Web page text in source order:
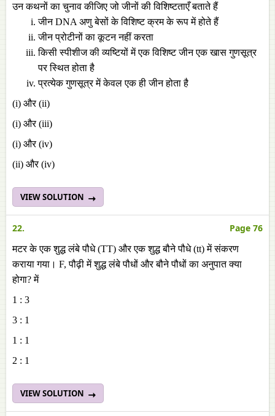
उन कथनों का चुनाव कीजिए जो जीनों की विशिष्टताएँ बताते हैं
जीन DNA अणु बेसों के विशिष्ट क्रम के रूप में होते हैं
जीन प्रोटीनों का कूटन नहीं करता
किसी स्पीशीज की व्यष्टियों में एक विशिष्ट जीन एक खास गुणसूत्र
पर स्थित होता है
प्रत्येक गुणसूत्र में केवल एक ही जीन होता है
(i) और (ii)
(i) और (iii)
(i) और (iv)
(ii) और (iv)
VIEW SOLUTION
22. Page 76
मटर के एक शुद्ध लंबे पौधे (TT) और एक शुद्ध बौने पौधे (tt) में संकरण
कराया गया। F, पौढ़ी में शुद्ध लंबे पौधों और बौने पौधों का अनुपात क्या
होगा? में
1 : 3
3 : 1
1 : 1
2 : 1
VIEW SOLUTION